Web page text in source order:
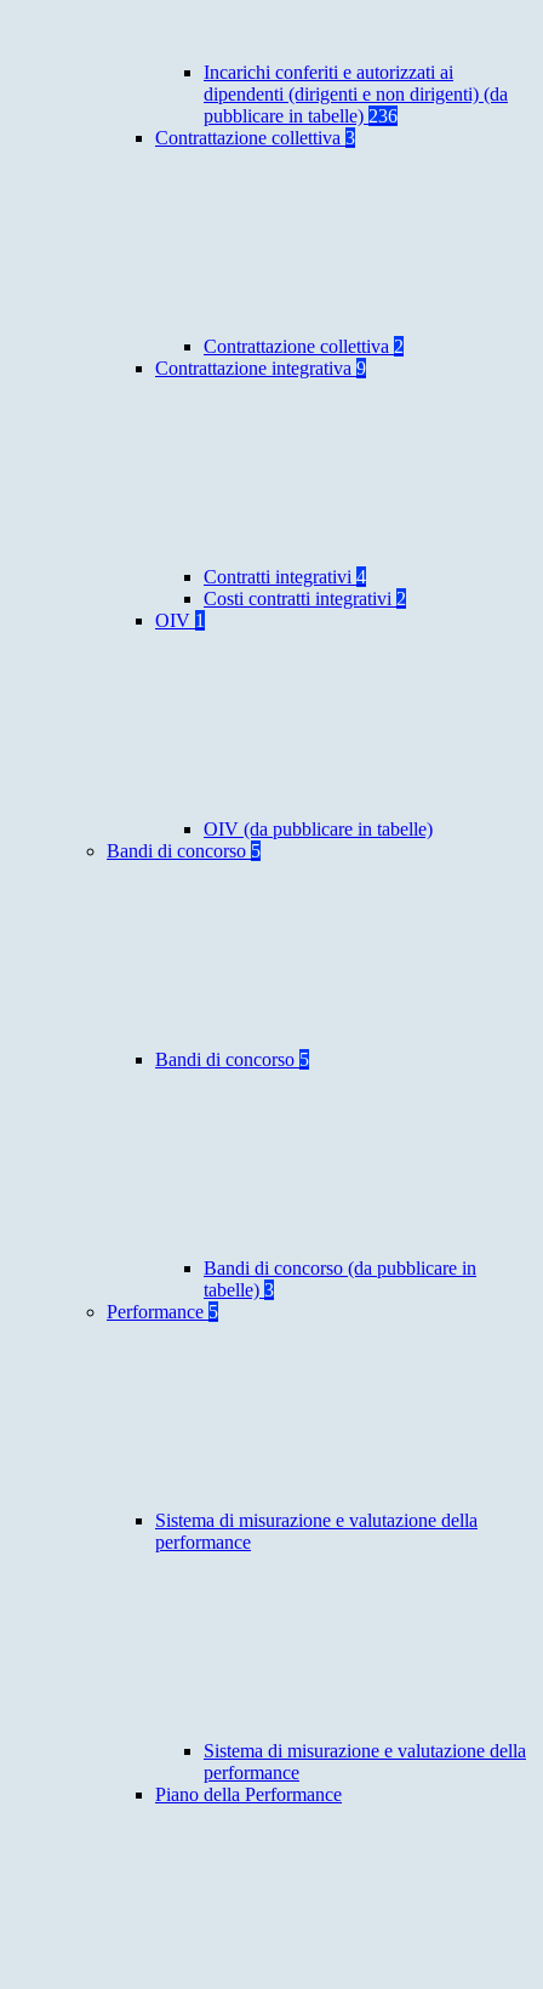
Incarichi conferiti e autorizzati ai
dipendenti (dirigenti e non dirigenti) (da
pubblicare in tabelle) 236
Contrattazione collettiva 3
Contrattazione collettiva 2
Contrattazione integrativa 9
Contratti integrativi 4
Costi contratti integrativi 2
OIV 1
OIV (da pubblicare in tabelle)
Bandi di concorso 5
Bandi di concorso 5
Bandi di concorso (da pubblicare in
tabelle) 3
Performance 5
Sistema di misurazione e valutazione della
performance
Sistema di misurazione e valutazione della
performance
Piano della Performance